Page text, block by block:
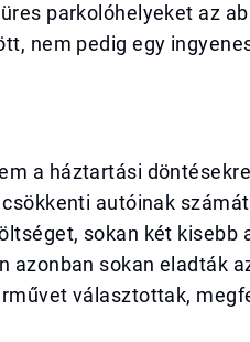
parkolóhelyeket az
nem pedig egy
a háztartási
autóinak
sokan két kisebb
azonban sokan eladták
választottak,